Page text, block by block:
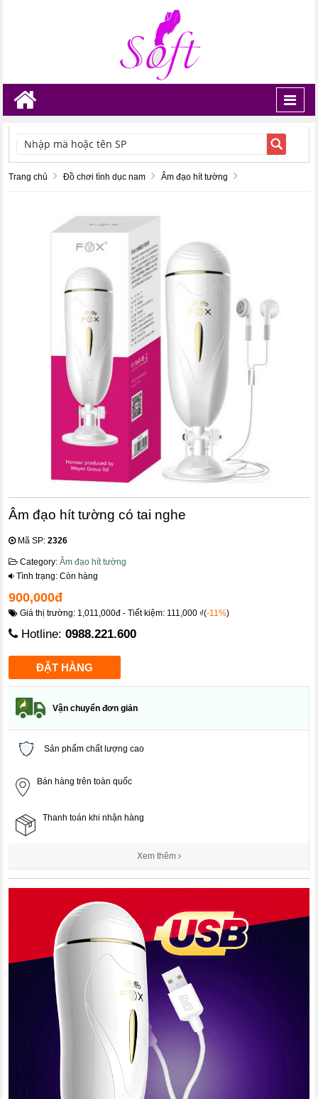
TÌM KIẾM
Trang chủ Đồ chơi tình dục nam Âm đạo hít tường
Âm đạo hít tường có tai nghe
Mã SP:2326
Category:Âm đạo hít tường
Tình trạng: Còn hàng
900,000đ
Giá thị trường: 1,011,000đ - Tiết kiệm: 111,000 ₫(-11%)
Hotline:0988.221.600
Vận chuyển đơn giản
Sản phẩm chất lượng cao
Bán hàng trên toàn quốc
Thanh toán khi nhận hàng
Xem thêm